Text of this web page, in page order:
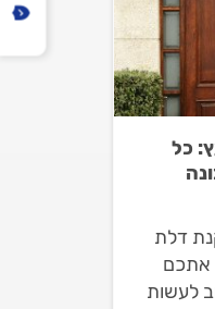
כל
דלת
אתכם
לעשות